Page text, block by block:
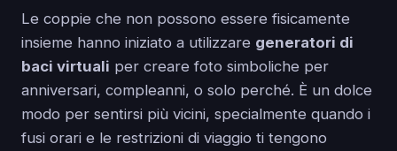
Le coppie che non possono essere fisicamente
insieme hanno iniziato a utilizzare generatori di
baci virtuali per creare foto simboliche per
anniversari, compleanni, o solo perché. È un dolce
modo per sentirsi più vicini, specialmente quando i
fusi orari e le restrizioni di viaggio ti tengono